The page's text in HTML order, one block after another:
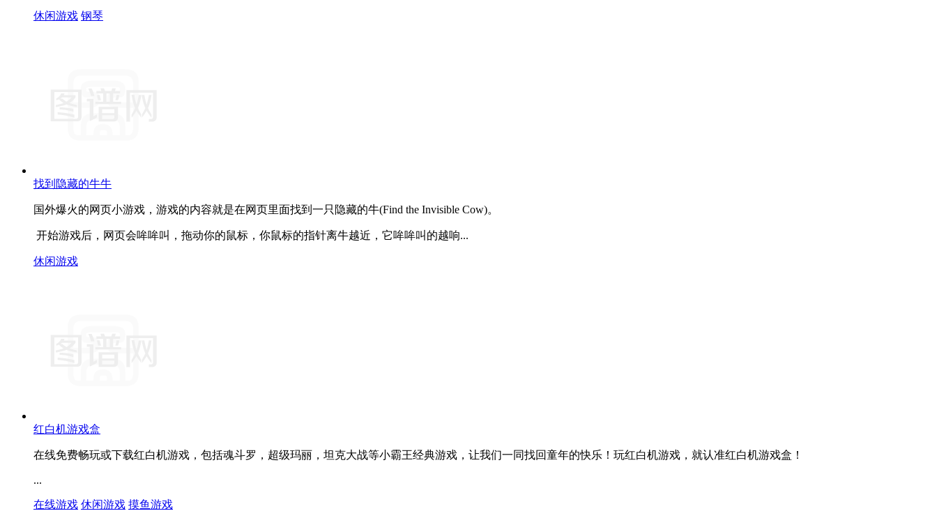
休闲游戏 钢琴
找到隐藏的牛牛
国外爆火的网页小游戏，游戏的内容就是在网页里面找到一只隐藏的牛(Find the Invisible Cow)。
开始游戏后，网页会哞哞叫，拖动你的鼠标，你鼠标的指针离牛越近，它哞哞叫的越响...
休闲游戏
红白机游戏盒
在线免费畅玩或下载红白机游戏，包括魂斗罗，超级玛丽，坦克大战等小霸王经典游戏，让我们一同找回童年的快乐！玩红白机游戏，就认准红白机游戏盒！
...
在线游戏 休闲游戏 摸鱼游戏